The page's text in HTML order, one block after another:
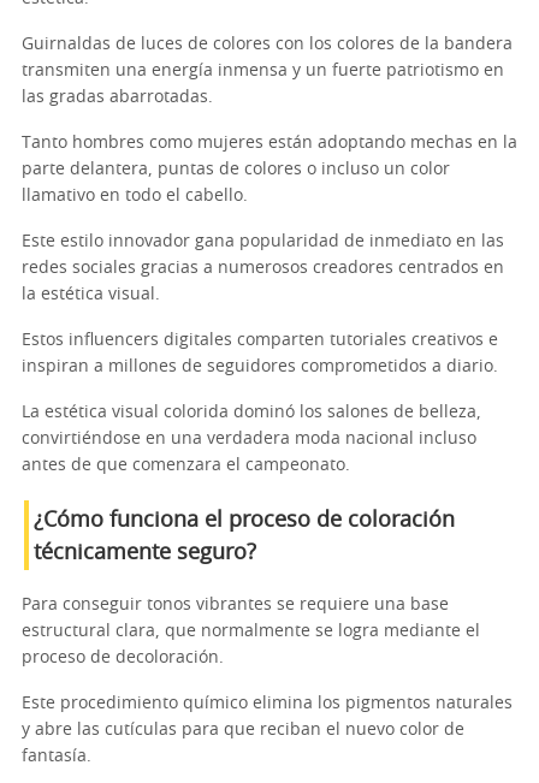
Guirnaldas de luces de colores con los colores de la bandera
transmiten una energía inmensa y un fuerte patriotismo en
las gradas abarrotadas.
Tanto hombres como mujeres están adoptando mechas en la
parte delantera, puntas de colores o incluso un color
llamativo en todo el cabello.
Este estilo innovador gana popularidad de inmediato en las
redes sociales gracias a numerosos creadores centrados en
la estética visual.
Estos influencers digitales comparten tutoriales creativos e
inspiran a millones de seguidores comprometidos a diario.
La estética visual colorida dominó los salones de belleza,
convirtiéndose en una verdadera moda nacional incluso
antes de que comenzara el campeonato.
¿Cómo funciona el proceso de coloración
técnicamente seguro?
Para conseguir tonos vibrantes se requiere una base
estructural clara, que normalmente se logra mediante el
proceso de decoloración.
Este procedimiento químico elimina los pigmentos naturales
y abre las cutículas para que reciban el nuevo color de
fantasía.